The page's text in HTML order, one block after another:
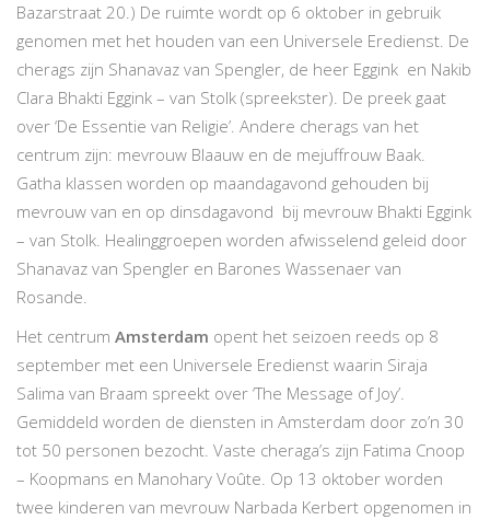
Bazarstraat 20.) De ruimte wordt op 6 oktober in gebruik
genomen met het houden van een Universele Eredienst. De
cherags zijn Shanavaz van Spengler, de heer Eggink en Nakib
Clara Bhakti Eggink – van Stolk (spreekster). De preek gaat
over ‘De Essentie van Religie’. Andere cherags van het
centrum zijn: mevrouw Blaauw en de mejuffrouw Baak.
Gatha klassen worden op maandagavond gehouden bij
mevrouw van en op dinsdagavond bij mevrouw Bhakti Eggink
– van Stolk. Healinggroepen worden afwisselend geleid door
Shanavaz van Spengler en Barones Wassenaer van
Rosande.
Het centrum Amsterdam opent het seizoen reeds op 8
september met een Universele Eredienst waarin Siraja
Salima van Braam spreekt over ‘The Message of Joy’.
Gemiddeld worden de diensten in Amsterdam door zo’n 30
tot 50 personen bezocht. Vaste cheraga’s zijn Fatima Cnoop
– Koopmans en Manohary Voûte. Op 13 oktober worden
twee kinderen van mevrouw Narbada Kerbert opgenomen in